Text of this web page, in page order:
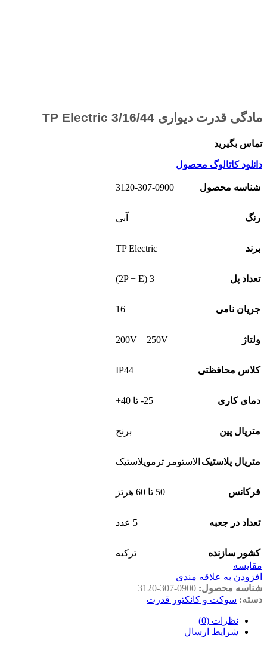
مادگی قدرت دیواری 3/16/44 TP Electric
تماس بگیرید
دانلود کاتالوگ محصول
شناسه محصول 3120-307-0900
رنگ آبی
برند TP Electric
تعداد پل 3 (2P + E)
جریان نامی 16
ولتاژ 200V – 250V
کلاس محافظتی IP44
دمای کاری 25- تا 40+
متریال پین برنج
متریال پلاستیک الاستومر ترموپلاستیک
فرکانس 50 تا 60 هرتز
تعداد در جعبه 5 عدد
کشور سازنده
ترکیه
مقايسه
افزودن به علاقه مندی
شناسه محصول: 3120-307-0900
دسته: سوکت و کانکتور قدرت
نظرات (0)
شرایط ارسال